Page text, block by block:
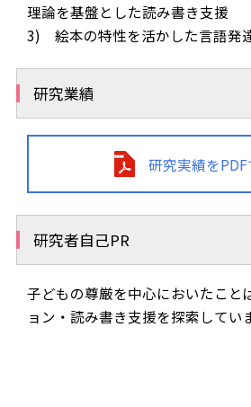
理論を基盤とした読み書き支援
3) 絵本の特性を活かした言語発
研究業績
研究実績をPDF
研究者自己PR
子どもの尊厳を中心においたこと
ョン・読み書き支援を探索してい